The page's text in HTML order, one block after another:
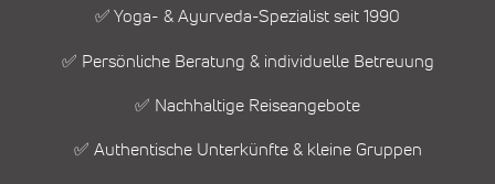
✅ Yoga- & Ayurveda-Spezialist seit 1990
✅ Persönliche Beratung & individuelle Betreuung
✅ Nachhaltige Reiseangebote
✅ Authentische Unterkünfte & kleine Gruppen